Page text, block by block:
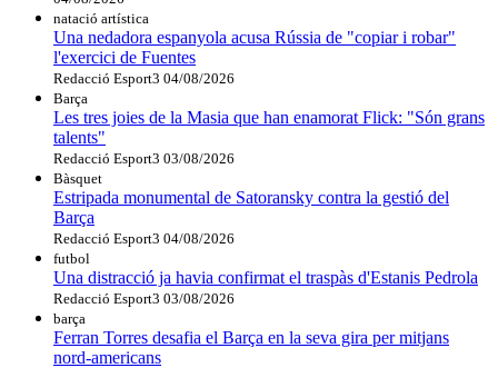
natació artística
Una nedadora espanyola acusa Rússia de "copiar i robar"
l'exercici de Fuentes
Redacció Esport3 04/08/2026
Barça
Les tres joies de la Masia que han enamorat Flick: "Són grans
talents"
Redacció Esport3 03/08/2026
Bàsquet
Estripada monumental de Satoransky contra la gestió del
Barça
Redacció Esport3 04/08/2026
futbol
Una distracció ja havia confirmat el traspàs d'Estanis Pedrola
Redacció Esport3 03/08/2026
barça
Ferran Torres desafia el Barça en la seva gira per mitjans
nord-americans